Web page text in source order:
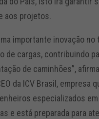
aos projetos.
importante inovação
de cargas, contribuindo
de caminhões”,
da ICV Brasil, empresa
especializados
e está preparada para